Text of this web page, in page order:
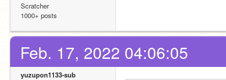
Scratcher
1000+ posts
Feb. 17, 2022 04:06:05
yuzupon1133-sub